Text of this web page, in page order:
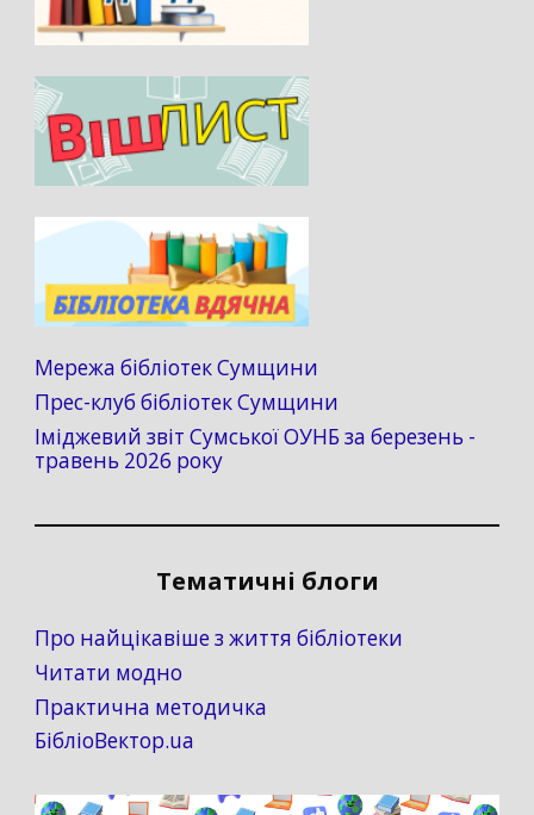
Мережа бібліотек Сумщини
Прес-клуб бібліотек Сумщини
Іміджевий звіт Сумської ОУНБ за березень -
травень 2026 року
Тематичні блоги
Про найцікавіше з життя бібліотеки
Читати модно
Практична методичка
БібліоВектор.ua